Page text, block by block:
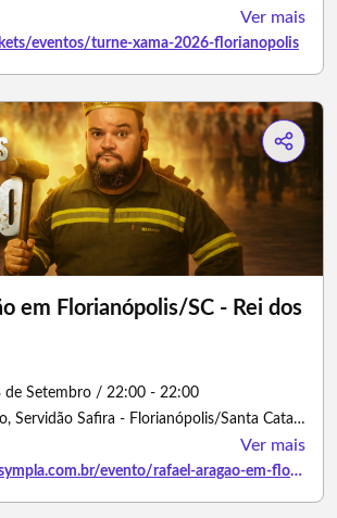
Ver mais
eventos/turne-xama-2026-florianopolis
em Florianópolis/SC - Rei dos
de Setembro / 22:00 - 22:00
Teatro Dionísio, Servidão Safira - Florianópolis/Santa Catarina
Ver mais
https://www.sympla.com.br/evento/rafael-aragao-em-florianopolis-sc-rei-dos-peao/3379947